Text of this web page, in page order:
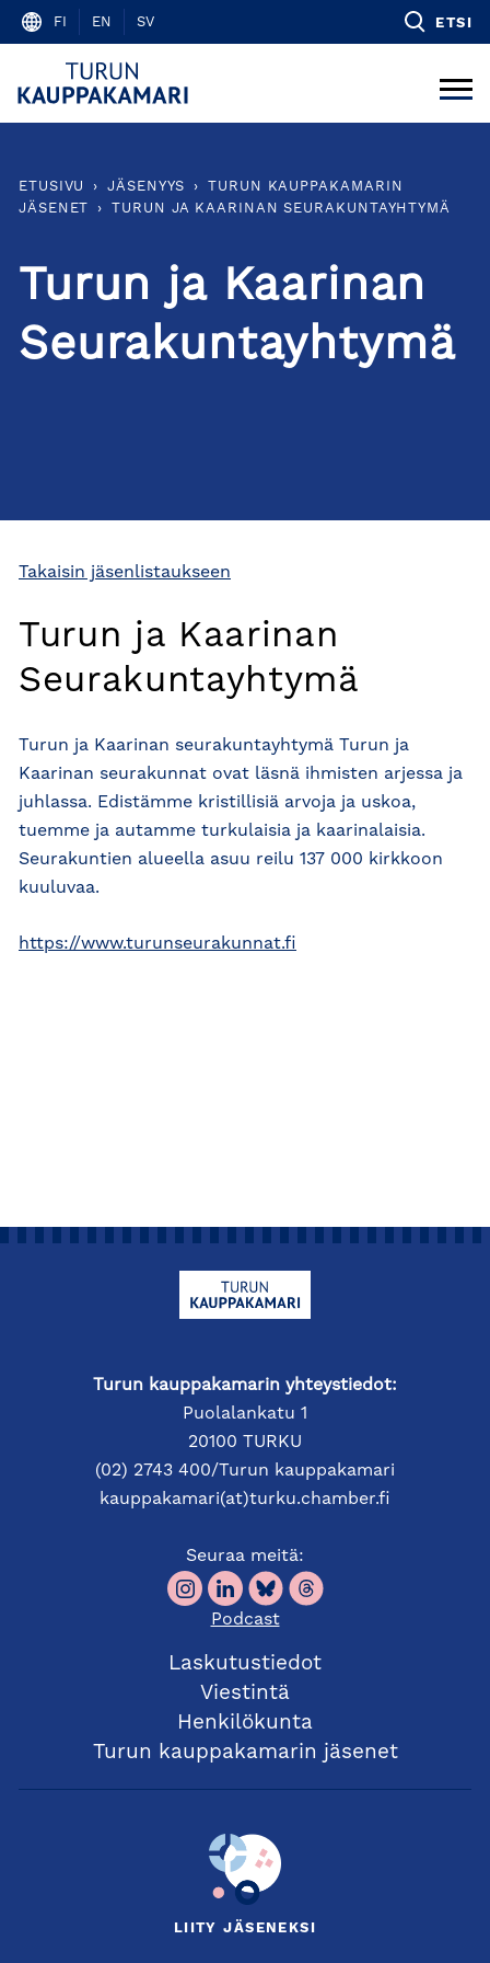
Skip
content
FI EN SV ETSI
ETUSIVU › JÄSENYYS ›
TURUN KAUPPAKAMARIN
JÄSENET
› TURUN JA KAARINAN SEURAKUNTAYHTYMÄ
Turun ja Kaarinan
Seurakuntayhtymä
Takaisin jäsenlistaukseen
Turun ja Kaarinan
Seurakuntayhtymä
Turun ja Kaarinan seurakuntayhtymä Turun ja
Kaarinan seurakunnat ovat läsnä ihmisten arjessa ja
juhlassa. Edistämme kristillisiä arvoja ja uskoa,
tuemme ja autamme turkulaisia ja kaarinalaisia.
Seurakuntien alueella asuu reilu 137 000 kirkkoon
kuuluvaa.
https://www.turunseurakunnat.fi
Turun kauppakamarin yhteystiedot:
Puolalankatu 1
20100 TURKU
(02) 2743 400/Turun kauppakamari
kauppakamari(at)turku.chamber.fi
Seuraa meitä:
Podcast
Laskutustiedot
Viestintä
Henkilökunta
Turun kauppakamarin jäsenet
LIITY JÄSENEKSI